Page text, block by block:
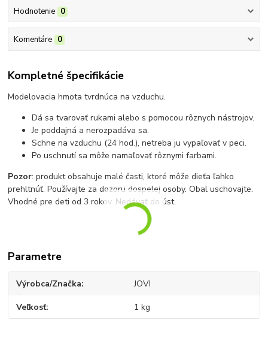
Hodnotenie 0
Komentáre 0
Kompletné špecifikácie
Modelovacia hmota tvrdnúca na vzduchu.
Dá sa tvarovať rukami alebo s pomocou rôznych nástrojov.
Je poddajná a nerozpadáva sa.
Schne na vzduchu (24 hod.), netreba ju vypaľovať v peci.
Po uschnutí sa môže namaľovať rôznymi farbami.
Pozor: produkt obsahuje malé časti, ktoré môže dieťa ľahko
prehltnúť. Používajte za dozoru dospelej osoby. Obal uschovajte.
Vhodné pre deti od 3 rokov. Nedávať do úst.
Parametre
Výrobca/Značka JOVI
Veľkosť 1 kg